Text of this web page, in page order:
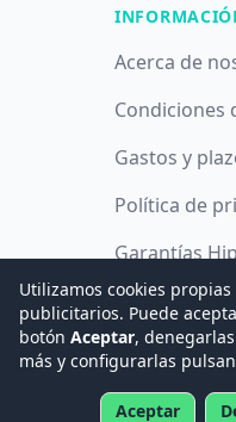
Acerca de
Condiciones
Gastos y
Política de
Garantías
Política de
© 2008 -2026Hogar
Utilizamos cookies
publicitarios. Puede
botón Aceptar,
más y configurarlas
Aceptar